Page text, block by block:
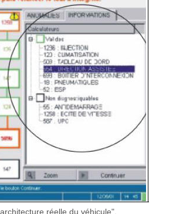
réelle du véhicule".